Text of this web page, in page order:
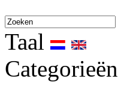
Taal
Categorieën